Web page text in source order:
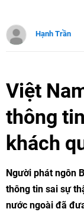
Hạnh Trần
Việt
thông
khách
Người phát ngôn
thông tin sai sự
nước ngoài đã